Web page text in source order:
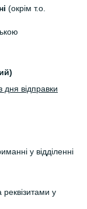
(окрім т.о.
дня відправки
у відділенні
у